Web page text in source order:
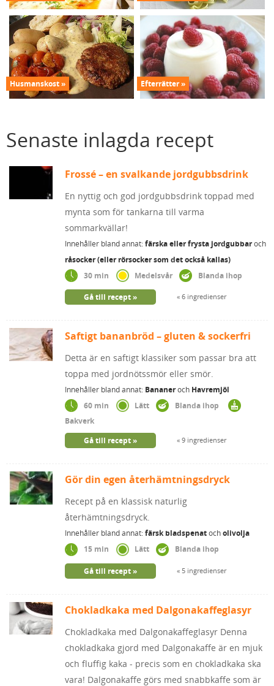
Husmanskost Efterrätter
Senaste inlagda recept
Frossé – en svalkande jordgubbsdrink
En nyttig och god jordgubbsdrink toppad med
mynta som för tankarna till varma
sommarkvällar!
Innehåller bland annat:färska eller frysta jordgubbaroch
råsocker (eller rörsocker som det också kallas)
30 min
Medelsvår Blanda ihop
6 ingredienser
Gå till recept
Saftigt bananbröd – gluten & sockerfri
Detta är en saftigt klassiker som passar bra att
toppa med jordnötssmör eller smör.
Innehåller bland annat: Bananeroch Havremjöl
60 min
Lätt
Blanda ihop
Bakverk
9 ingredienser
Gå till recept
Gör din egen återhämtningsdryck
Recept på en klassisk naturlig
återhämtningsdryck.
Innehåller bland annat:färsk bladspenatocholivolja
15 min
Lätt Blanda ihop
5 ingredienser
Gå till recept
Chokladkaka med Dalgonakaffeglasyr
Chokladkaka med Dalgonakaffeglasyr Denna
chokladkaka gjord med Dalgonakaffe är en mjuk
och fluffig kaka - precis som en chokladkaka ska
vara! Dalgonakaffe görs med snabbkaffe som är